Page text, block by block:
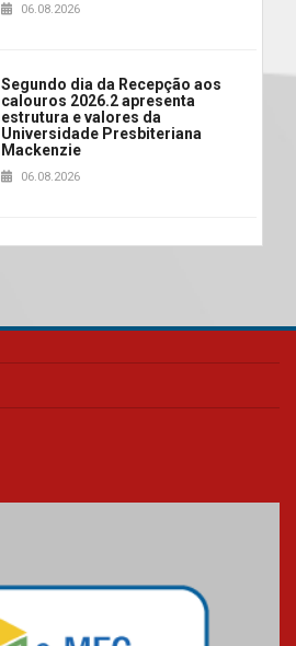
06.08.2026
Segundo dia da Recepção aos
calouros 2026.2 apresenta
estrutura e valores da
Universidade Presbiteriana
Mackenzie
06.08.2026
realizará nova edição da Feira
04.08.2026